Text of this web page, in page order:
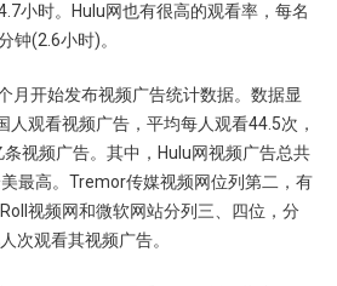
小时。Hulu网也有很高的观看率，每名
钟(2.6小时)。
月开始发布视频广告统计数据。数据显
人观看视频广告，平均每人观看44.5次，
视频广告。其中，Hulu网视频广告总共
最高。Tremor传媒视频网位列第二，有
视频网和微软网站分列三、四位，分
次观看其视频广告。